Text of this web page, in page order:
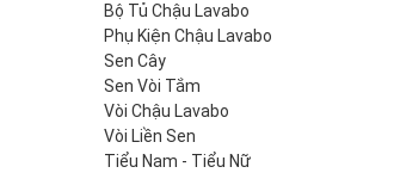
Bộ Tủ Chậu Lavabo
Phụ Kiện Chậu Lavabo
Sen Cây
Sen Vòi Tắm
Vòi Chậu Lavabo
Vòi Liền Sen
Tiểu Nam - Tiểu Nữ